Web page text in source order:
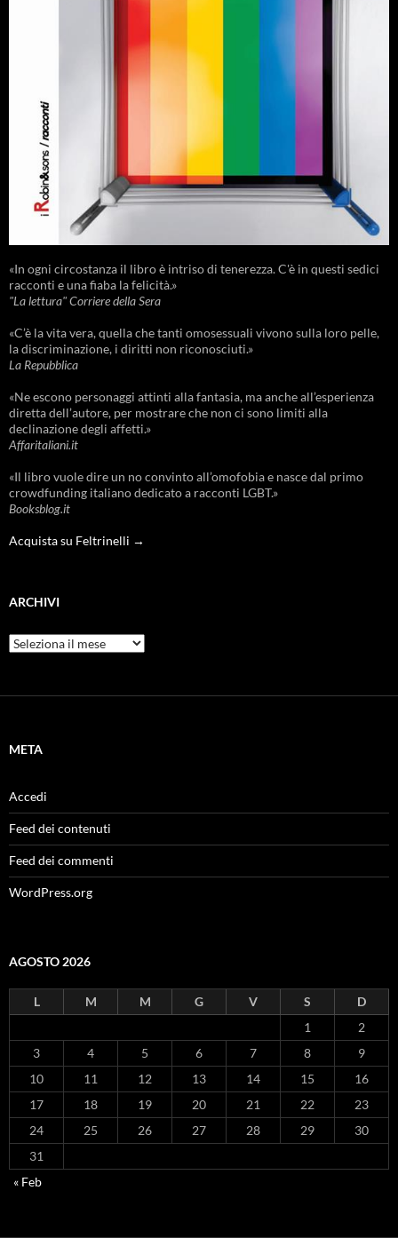
«In ogni circostanza il libro è intriso di tenerezza. C'è in questi sedici
racconti e una fiaba la felicità.»
"La lettura" Corriere della Sera
«C’è la vita vera, quella che tanti omosessuali vivono sulla loro pelle,
la discriminazione, i diritti non riconosciuti.»
La Repubblica
«Ne escono personaggi attinti alla fantasia, ma anche all’esperienza
diretta dell’autore, per mostrare che non ci sono limiti alla
declinazione degli affetti.»
Affaritaliani.it
«Il libro vuole dire un no convinto all’omofobia e nasce dal primo
crowdfunding italiano dedicato a racconti LGBT.»
Booksblog.it
Acquista su Feltrinelli →
ARCHIVI
Archivi
META
Accedi
Feed dei contenuti
Feed dei commenti
WordPress.org
AGOSTO 2026
L M M G V S
D
1
2
3
4 5 6 7 8
9
10
11 12 13 14 15
16
17
18 19 20 21 22
23
24
25 26 27 28 29
30
31
« Feb